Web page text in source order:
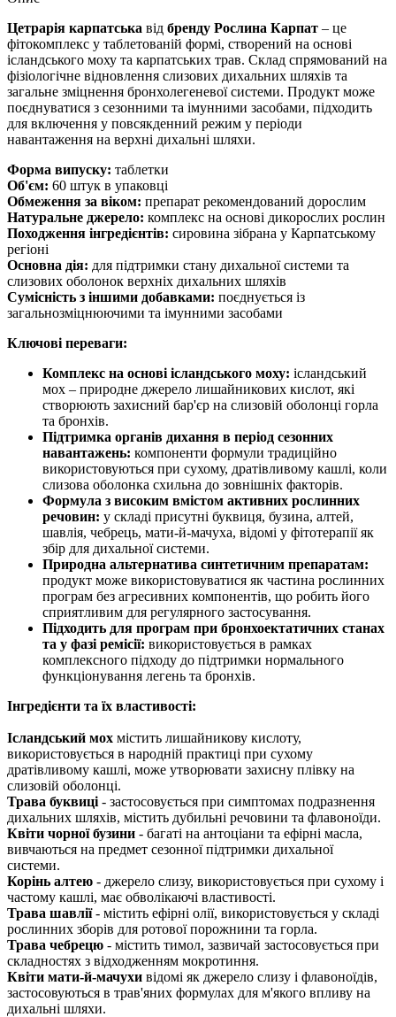
Цетрарія карпатська від бренду Рослина Карпат – це
фітокомплекс у таблетованій формі, створений на основі
ісландського моху та карпатських трав. Склад спрямований на
фізіологічне відновлення слизових дихальних шляхів та
загальне зміцнення бронхолегеневої системи. Продукт може
поєднуватися з сезонними та імунними засобами, підходить
для включення у повсякденний режим у періоди
навантаження на верхні дихальні шляхи.
Форма випуску: таблетки
Об'єм: 60 штук в упаковці
Обмеження за віком: препарат рекомендований дорослим
Натуральне джерело: комплекс на основі дикорослих рослин
Походження інгредієнтів: сировина зібрана у Карпатському
регіоні
Основна дія: для підтримки стану дихальної системи та
слизових оболонок верхніх дихальних шляхів
Сумісність з іншими добавками: поєднується із
загальнозміцнюючими та імунними засобами
Ключові переваги:
Комплекс на основі ісландського моху: ісландський
мох – природне джерело лишайникових кислот, які
створюють захисний бар'єр на слизовій оболонці горла
та бронхів.
Підтримка органів дихання в період сезонних
навантажень: компоненти формули традиційно
використовуються при сухому, дратівливому кашлі, коли
слизова оболонка схильна до зовнішніх факторів.
Формула з високим вмістом активних рослинних
речовин: у складі присутні буквиця, бузина, алтей,
шавлія, чебрець, мати-й-мачуха, відомі у фітотерапії як
збір для дихальної системи.
Природна альтернатива синтетичним препаратам:
продукт може використовуватися як частина рослинних
програм без агресивних компонентів, що робить його
сприятливим для регулярного застосування.
Підходить для програм при бронхоектатичних станах
та у фазі ремісії: використовується в рамках
комплексного підходу до підтримки нормального
функціонування легень та бронхів.
Інгредієнти та їх властивості:
Ісландський мох містить лишайникову кислоту,
використовується в народній практиці при сухому
дратівливому кашлі, може утворювати захисну плівку на
слизовій оболонці.
Трава буквиці - застосовується при симптомах подразнення
дихальних шляхів, містить дубильні речовини та флавоноїди.
Квіти чорної бузини - багаті на антоціани та ефірні масла,
вивчаються на предмет сезонної підтримки дихальної
системи.
Корінь алтею - джерело слизу, використовується при сухому і
частому кашлі, має обволікаючі властивості.
Трава шавлії- містить ефірні олії, використовується у складі
рослинних зборів для ротової порожнини та горла.
Трава чебрецю - містить тимол, зазвичай застосовується при
складностях з відходженням мокротиння.
Квіти мати-й-мачухи відомі як джерело слизу і флавоноїдів,
застосовуються в трав'яних формулах для м'якого впливу на
дихальні шляхи.